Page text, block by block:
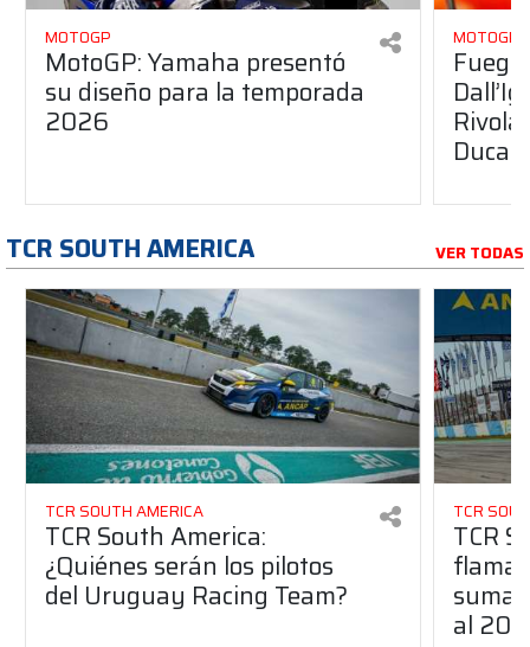
MOTOGP
MotoGP: Yamaha presentó
su diseño para la temporada
2026
MOTOGP
Ducati
TCR SOUTH AMERICA VER TODAS
TCR SOUTH AMERICA
TCR South America:
¿Quiénes serán los pilotos
del Uruguay Racing Team?
TCR
TCR
suma
al